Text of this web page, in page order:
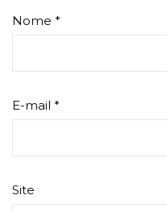
Nome *
E-mail *
Site